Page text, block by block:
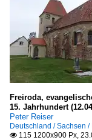
Freiroda,
15. Jahrhundert
Peter Reiser
Deutschland / Sachsen
 115 1200x900 Px,